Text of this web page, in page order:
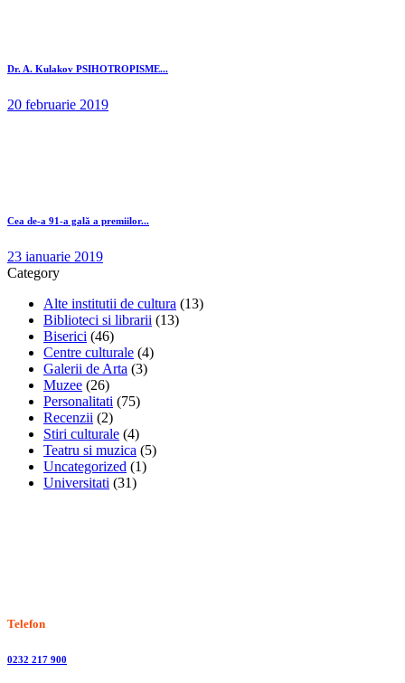
Dr. A. Kulakov PSIHOTROPISME...
20 februarie 2019
Cea de-a 91-a gală a premiilor...
23 ianuarie 2019
Category
Alte institutii de cultura (13)
Biblioteci si librarii (13)
Biserici (46)
Centre culturale (4)
Galerii de Arta (3)
Muzee (26)
Personalitati (75)
Recenzii (2)
Stiri culturale (4)
Teatru si muzica (5)
Uncategorized (1)
Universitati (31)
Telefon
0232 217 900